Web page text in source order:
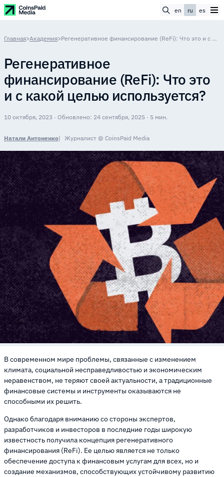
en ru es
Главная>Академия> Регенеративное финансирование (ReFi): Что это и с какой целью используется?
Регенеративное
финансирование (ReFi): Что это
и с какой целью используется?
10 октября, 2023 · Обновлено: 24 сентября, 2025 · 5 мин.
Натали Антоненко Журналист @ CoinsPaid Media
В современном мире проблемы, связанные с изменением
климата, социальной несправедливостью и экономическим
неравенством, не теряют своей актуальности, а традиционные
финансовые системы и инструменты оказываются не
способными их решить.
Однако благодаря вниманию со стороны экспертов,
разработчиков и инвесторов в последние годы широкую
известность получила концепция регенеративного
финансирования (ReFi). Ее целью является не только
обеспечение доступа к финансовым услугам для всех, но и
создание механизмов, способствующих устойчивому развитию